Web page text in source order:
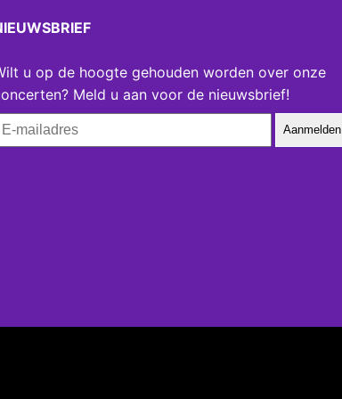
u op de hoogte gehouden worden over onze
Meld u aan voor de nieuwsbrief!
Aanmelden